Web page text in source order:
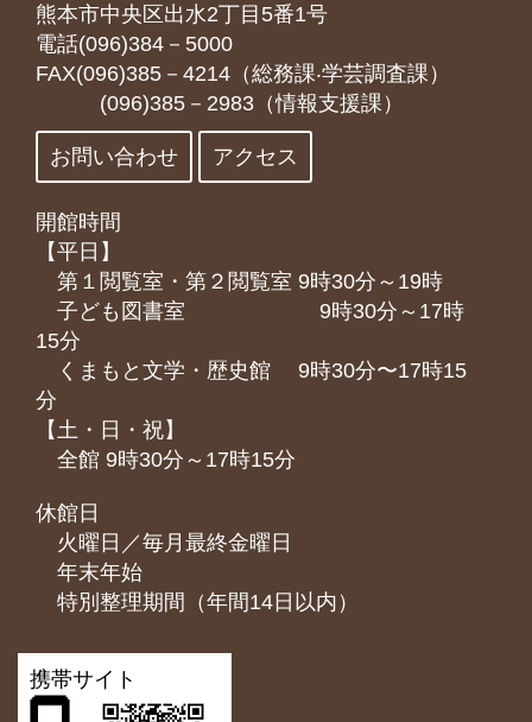
熊本市中央区出水2丁目5番1号
電話(096)384－5000
FAX(096)385－4214（総務課‧学芸調査課）
(096)385－2983（情報支援課）
お問い合わせ アクセス
開館時間
【平日】
第１閲覧室・第２閲覧室 9時30分～19時
子ども図書室 9時30分～17時
15分
くまもと⽂学・歴史館 9時30分〜17時15
分
【土・日・祝】
全館 9時30分～17時15分
休館日
火曜日／毎月最終金曜日
年末年始
特別整理期間（年間14日以内）
携帯サイト